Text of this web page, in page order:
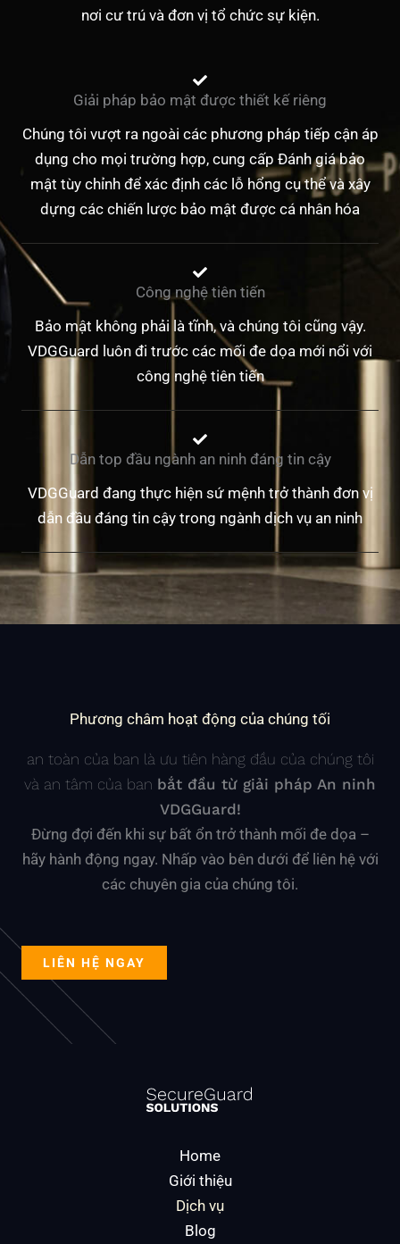
nơi cư trú và đơn vị tổ chức sự kiện.
Giải pháp bảo mật được thiết kế riêng
Chúng tôi vượt ra ngoài các phương pháp tiếp cận áp
dụng cho mọi trường hợp, cung cấp Đánh giá bảo
mật tùy chỉnh để xác định các lỗ hổng cụ thể và xây
dựng các chiến lược bảo mật được cá nhân hóa
Công nghệ tiên tiến
Bảo mật không phải là tĩnh, và chúng tôi cũng vậy.
VDGGuard luôn đi trước các mối đe dọa mới nổi với
công nghệ tiên tiến
Dẫn top đầu ngành an ninh đáng tin cậy
VDGGuard đang thực hiện sứ mệnh trở thành đơn vị
dẫn đầu đáng tin cậy trong ngành dịch vụ an ninh
Phương châm hoạt động của chúng tối
an toàn của bạn là ưu tiên hàng đầu của chúng tôi
và an tâm của bạn bắt đầu từ giải pháp An ninh
VDGGuard!
Đừng đợi đến khi sự bất ổn trở thành mối đe dọa –
hãy hành động ngay. Nhấp vào bên dưới để liên hệ với
các chuyên gia của chúng tôi.
LIÊN HỆ NGAY
Home
Giới thiệu
Dịch vụ
Blog